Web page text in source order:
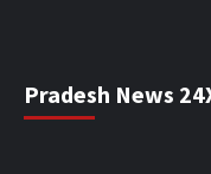
Pradesh News